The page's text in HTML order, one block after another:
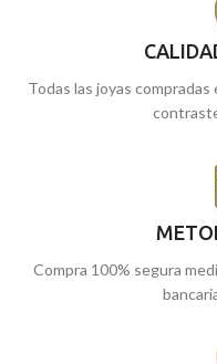
Todas las joyas
Compra 100% segura